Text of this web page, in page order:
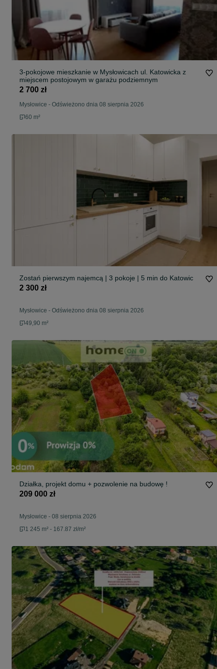
3-pokojowe mieszkanie w Mysłowicach ul. Katowicka z
miejscem postojowym w garażu podziemnym
2 700 zł
Mysłowice - Odświeżono dnia 08 sierpnia 2026
60 m²
Zostań pierwszym najemcą | 3 pokoje | 5 min do Katowic
2 300 zł
Mysłowice - Odświeżono dnia 08 sierpnia 2026
49,90 m²
Działka, projekt domu + pozwolenie na budowę !
209 000 zł
Mysłowice - 08 sierpnia 2026
1 245 m² - 167.87 zł/m²